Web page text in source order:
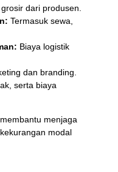
dari produsen.
Termasuk sewa,
Biaya logistik
dan branding.
serta biaya
menjaga
modal